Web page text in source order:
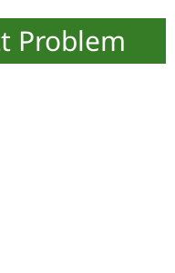
Problem